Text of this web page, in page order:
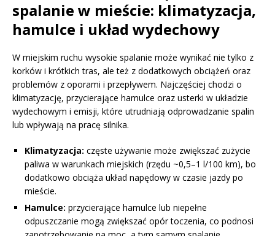
spalanie w mieście: klimatyzacja,
hamulce i układ wydechowy
W miejskim ruchu wysokie spalanie może wynikać nie tylko z
korków i krótkich tras, ale też z dodatkowych obciążeń oraz
problemów z oporami i przepływem. Najczęściej chodzi o
klimatyzację, przycierające hamulce oraz usterki w układzie
wydechowym i emisji, które utrudniają odprowadzanie spalin
lub wpływają na pracę silnika.
Klimatyzacja: częste używanie może zwiększać zużycie
paliwa w warunkach miejskich (rzędu ~0,5–1 l/100 km), bo
dodatkowo obciąża układ napędowy w czasie jazdy po
mieście.
Hamulce: przycierające hamulce lub niepełne
odpuszczanie mogą zwiększać opór toczenia, co podnosi